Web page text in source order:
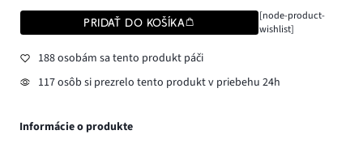
PRIDAŤ DO KOŠÍKA
[node-product-
wishlist]
188 osobám sa tento produkt páči
117 osôb si prezrelo tento produkt v priebehu 24h
Informácie o produkte